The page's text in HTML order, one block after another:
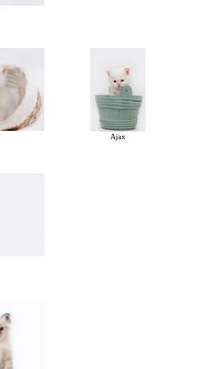
Ajax